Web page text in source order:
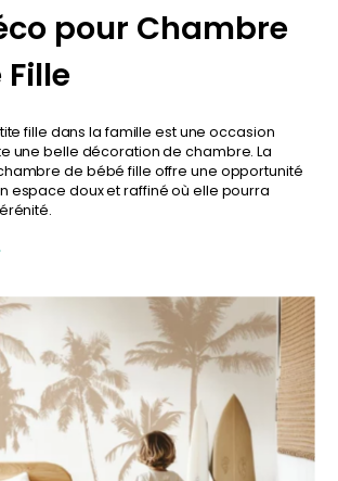
pour Chambre
Fille
fille dans la famille est une occasion
une belle décoration de chambre. La
de bébé fille offre une opportunité
espace doux et raffiné où elle pourra